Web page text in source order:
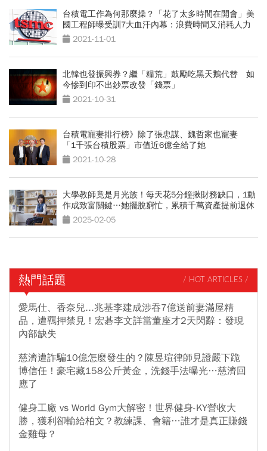
台積電工作為何那麼操？「花了太多時間在開會」美
國工程師曝受訓7大血汗內幕：浪費時間又消耗人力
2021-11-01
北韓也發振興券？繼「糧荒」鼓勵吃黑天鵝代替 如
今慘到印不出鈔票改發「錢票」
2021-10-31
台積電寵妻排行榜》除了張忠謀、魏哲家也寵妻
「1千張台積股票」市值近6億全給了她
2021-10-28
大學教師竟是月光族！每天花5分鐘揪財務缺口，1動
作成致富關鍵…她擺脫窮忙，累積千萬資產提前退休
2025-02-05
熱門話題 / HOT ARTICLES /
愛馬仕、香奈兒...兆基李建成涉吞7億送前妻滿屋精
品，遭羈押禁見！宏碁李文詳當董座才2天閃辭：發現
內部缺失
慈濟遭詐騙10億怎麼發生的？陳昱瑄律師見證嚴下跪
博信任！豪宅藏158公斤黃金，洗錢手法曝光…慈濟回
應了
健身工廠 vs World Gym大解密！世界健身-KY營收大
勝，獲利卻輸給柏文？教練課、會籍…誰才是真正賺錢
金雞母？